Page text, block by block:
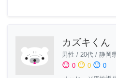
カズキくん
男性 / 20代 / 静岡
sentiment_satisfied 0 sentiment_neutral 0 sentiment_dissatisfied 0